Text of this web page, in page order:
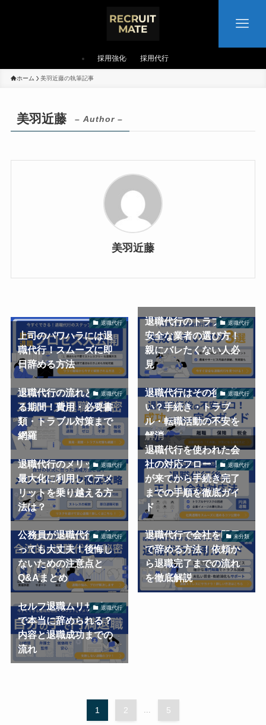
採用強化 採用代行
ホーム 美羽近藤の執筆記事
美羽近藤 – Author –
美羽近藤
退職代行
上司のパワハラには退
職代行！スムーズに即
日辞める方法
退職代行
退職代行のトラブルと
安全な業者の選び方！
親にバレたくない人必
見
退職代行
退職代行の流れとかか
る期間！費用・必要書
類・トラブル対策まで
網羅
退職代行
退職代行はその後が怖
い？手続き・トラブ
ル・転職活動の不安を
解消
退職代行
退職代行のメリットを
最大化に利用してデメ
リットを乗り越える方
法は？
退職代行
退職代行を使われた会
社の対応フロー！連絡
が来てから手続き完了
までの手順を徹底ガイ
ド
退職代行
公務員が退職代行を使
っても大丈夫！後悔し
ないための注意点と
Q&Aまとめ
未分類
退職代行で会社を即日
で辞める方法！依頼か
ら退職完了までの流れ
を徹底解説
退職代行
セルフ退職ムリサポ！
で本当に辞められる？
内容と退職成功までの
流れ
1 2 ... 5